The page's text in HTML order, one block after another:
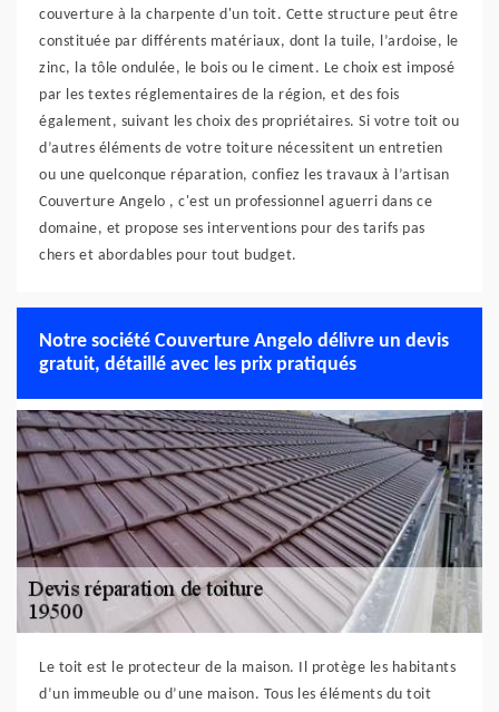
couverture à la charpente d'un toit. Cette structure peut être
constituée par différents matériaux, dont la tuile, l’ardoise, le
zinc, la tôle ondulée, le bois ou le ciment. Le choix est imposé
par les textes réglementaires de la région, et des fois
également, suivant les choix des propriétaires. Si votre toit ou
d’autres éléments de votre toiture nécessitent un entretien
ou une quelconque réparation, confiez les travaux à l’artisan
Couverture Angelo , c'est un professionnel aguerri dans ce
domaine, et propose ses interventions pour des tarifs pas
chers et abordables pour tout budget.
Notre société Couverture Angelo délivre un devis
gratuit, détaillé avec les prix pratiqués
Le toit est le protecteur de la maison. Il protège les habitants
d’un immeuble ou d’une maison. Tous les éléments du toit